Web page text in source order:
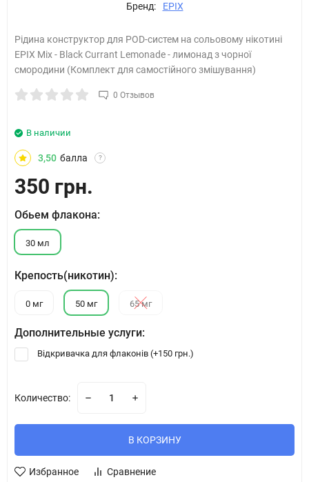
Бренд: EPIX
Рідина конструктор для POD-систем на сольовому нікотині
EPIX Mix - Black Currant Lemonade - лимонад з чорної
смородини (Комплект для самостійного змішування)
0 Отзывов
В наличии
3,50 балла ?
350 грн.
Обьем флакона:
30 мл
Крепость(никотин):
0 мг 50 мг 65 мг
Дополнительные услуги:
Відкривачка для флаконів (+150 грн.)
Количество:
В КОРЗИНУ
Избранное Сравнение